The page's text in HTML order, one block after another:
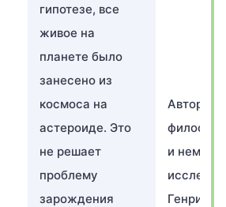
гипотезе, все
живое на
планете было
занесено из
космоса на
астероиде. Это
не решает
проблему
зарождения
Автором
философ
и
Генри